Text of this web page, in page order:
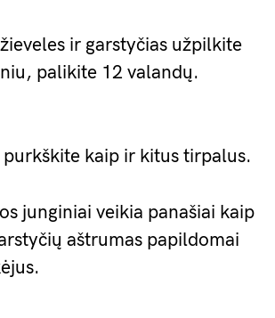
žieveles ir garstyčias užpilkite
palikite 12 valandų.
purkškite kaip ir kitus tirpalus.
junginiai veikia panašiai kaip
aštrumas papildomai